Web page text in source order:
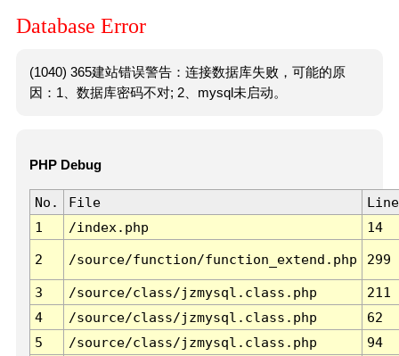
Database Error
(1040) 365建站错误警告：连接数据库失败，可能的原
因：1、数据库密码不对; 2、mysql未启动。
PHP Debug
No. File
Line
1
/index.php 14
2 /source/function/function_extend.php 299
3 /source/class/jzmysql.class.php
211
4
/source/class/jzmysql.class.php
62
5
/source/class/jzmysql.class.php
94